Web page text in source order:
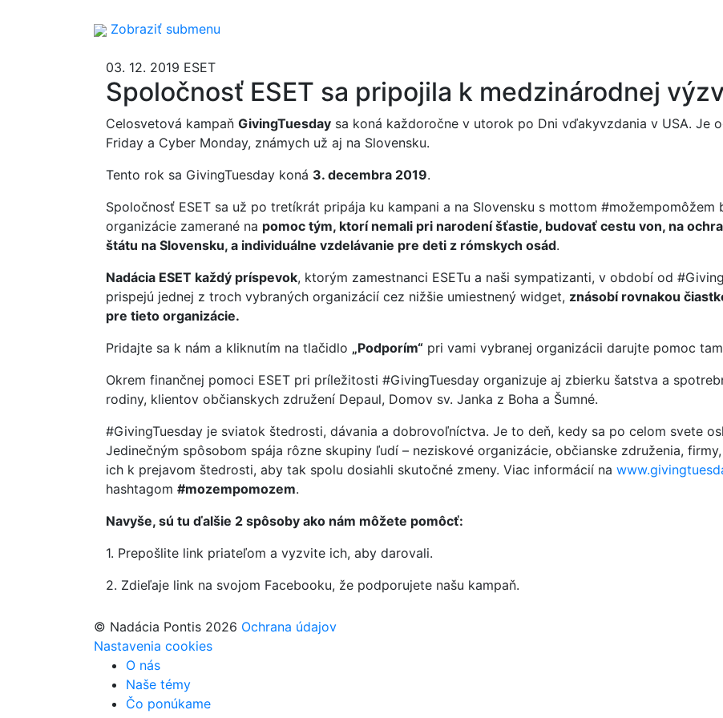
Zobraziť submenu
03. 12. 2019 ESET
Spoločnosť ESET sa pripojila k medzinárodnej
Celosvetová kampaň GivingTuesday sa koná každoročne v utorok po Dni vďakyvzdania v USA. Je
Friday a Cyber Monday, známych už aj na Slovensku.
Tento rok sa GivingTuesday koná 3. decembra 2019.
Spoločnosť ESET sa už po tretíkrát pripája ku kampani a na Slovensku s mottom
organizácie zamerané na pomoc tým, ktorí nemali pri narodení šťastie, budovať cestu von, na
štátu na Slovensku, a individuálne vzdelávanie pre deti z rómskych osád.
Nadácia ESET každý príspevok, ktorým zamestnanci ESETu a naši sympatizanti, v období od
prispejú jednej z troch vybraných organizácií cez nižšie umiestnený widget, znásobí rovnakou
pre tieto organizácie.
Pridajte sa k nám a kliknutím na tlačidlo „Podporím“ pri vami vybranej organizácii darujte pomoc
Okrem finančnej pomoci ESET pri príležitosti #GivingTuesday organizuje aj zbierku šatstva a
rodiny, klientov občianskych združení Depaul, Domov sv. Janka z Boha a Šumné.
#GivingTuesday je sviatok štedrosti, dávania a dobrovoľníctva. Je to deň, kedy sa po celom svete
Jedinečným spôsobom spája rôzne skupiny ľudí – neziskové organizácie, občianske združenia,
ich k prejavom štedrosti, aby tak spolu dosiahli skutočné zmeny. Viac informácií na
hashtagom #mozempomozem.
Navyše, sú tu ďalšie 2 spôsoby ako nám môžete pomôcť:
1. Prepošlite link priateľom a vyzvite ich, aby darovali.
2. Zdieľaje link na svojom Facebooku, že podporujete našu kampaň.
© Nadácia Pontis 2026 Ochrana údajov
Nastavenia cookies
O nás
Naše témy
Čo ponúkame